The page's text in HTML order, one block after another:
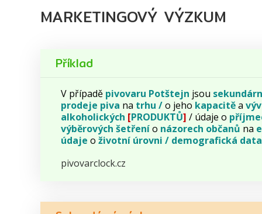
MARKETINGOVÝ VÝZKUM
Příklad
V případě pivovaru Potštejn jsou
prodeje piva na trhu /o jeho kapacitěa
alkoholických [PRODUKTŮ] / údaje o
výběrových šetřenío názorech občanů na
údaje o životní úrovni / demografická data
pivovarclock.cz